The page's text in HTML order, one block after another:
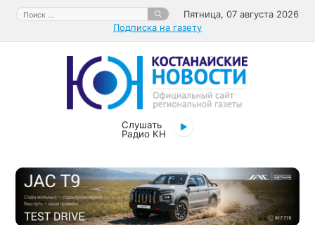
Перейти
содержимому
Поиск:
Пятница, 07 августа 2026
Подписка на газету
Слушать
Радио КН